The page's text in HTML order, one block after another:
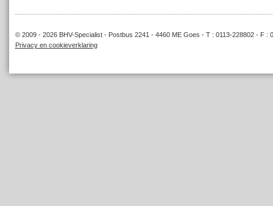
© 2009 - 2026 BHV-Specialist - Postbus 2241 - 4460 ME Goes - T : 0113-228802 - F :
Privacy en cookieverklaring